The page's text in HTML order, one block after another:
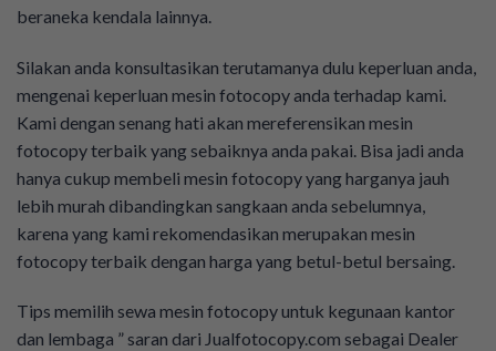
beraneka kendala lainnya.
Silakan anda konsultasikan terutamanya dulu keperluan anda,
mengenai keperluan mesin fotocopy anda terhadap kami.
Kami dengan senang hati akan mereferensikan mesin
fotocopy terbaik yang sebaiknya anda pakai. Bisa jadi anda
hanya cukup membeli mesin fotocopy yang harganya jauh
lebih murah dibandingkan sangkaan anda sebelumnya,
karena yang kami rekomendasikan merupakan mesin
fotocopy terbaik dengan harga yang betul-betul bersaing.
Tips memilih sewa mesin fotocopy untuk kegunaan kantor
dan lembaga ” saran dari Jualfotocopy.com sebagai Dealer